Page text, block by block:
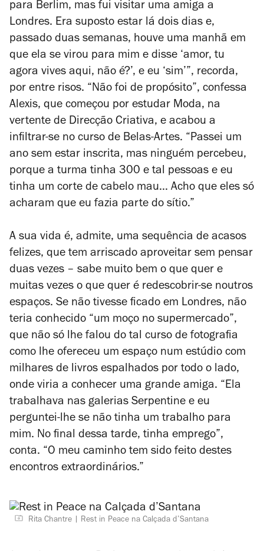
para Berlim, mas fui visitar uma amiga a
Londres. Era suposto estar lá dois dias e,
passado duas semanas, houve uma manhã em
que ela se virou para mim e disse ‘amor, tu
agora vives aqui, não é?’, e eu ‘sim’”, recorda,
por entre risos. “Não foi de propósito”, confessa
Alexis, que começou por estudar Moda, na
vertente de Direcção Criativa, e acabou a
infiltrar-se no curso de Belas-Artes. “Passei um
ano sem estar inscrita, mas ninguém percebeu,
porque a turma tinha 300 e tal pessoas e eu
tinha um corte de cabelo mau... Acho que eles só
acharam que eu fazia parte do sítio.”
A sua vida é, admite, uma sequência de acasos
felizes, que tem arriscado aproveitar sem pensar
duas vezes – sabe muito bem o que quer e
muitas vezes o que quer é redescobrir-se noutros
espaços. Se não tivesse ficado em Londres, não
teria conhecido “um moço no supermercado”,
que não só lhe falou do tal curso de fotografia
como lhe ofereceu um espaço num estúdio com
milhares de livros espalhados por todo o lado,
onde viria a conhecer uma grande amiga. “Ela
trabalhava nas galerias Serpentine e eu
perguntei-lhe se não tinha um trabalho para
mim. No final dessa tarde, tinha emprego”,
conta. “O meu caminho tem sido feito destes
encontros extraordinários.”
Rita Chantre Rest in Peace na Calçada d’Santana